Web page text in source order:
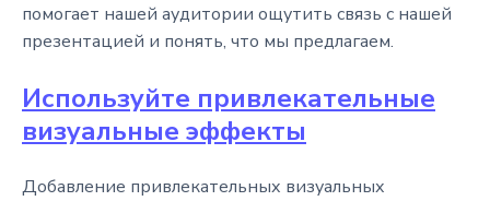
помогает нашей аудитории ощутить связь с нашей
презентацией и понять, что мы предлагаем.
Используйте привлекательные
визуальные эффекты
Добавление привлекательных визуальных